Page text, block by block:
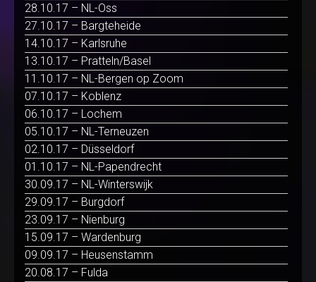
28.10.17 – NL-Oss
27.10.17 – Bargteheide
14.10.17 – Karlsruhe
13.10.17 – Pratteln/Basel
11.10.17 – NL-Bergen op Zoom
07.10.17 – Koblenz
06.10.17 – Lochem
05.10.17 – NL-Terneuzen
02.10.17 – Düsseldorf
01.10.17 – NL-Papendrecht
30.09.17 – NL-Winterswijk
29.09.17 – Burgdorf
23.09.17 – Nienburg
15.09.17 – Wardenburg
09.09.17 – Heusenstamm
20.08.17 – Fulda